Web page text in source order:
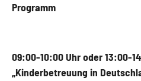
Programm
09:00-10:00 Uhr oder 13:00-
„Kinderbetreuung in